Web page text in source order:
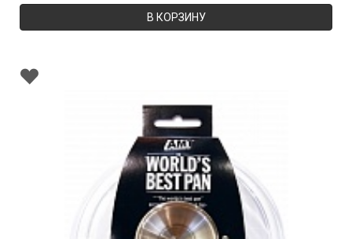
В КОРЗИНУ